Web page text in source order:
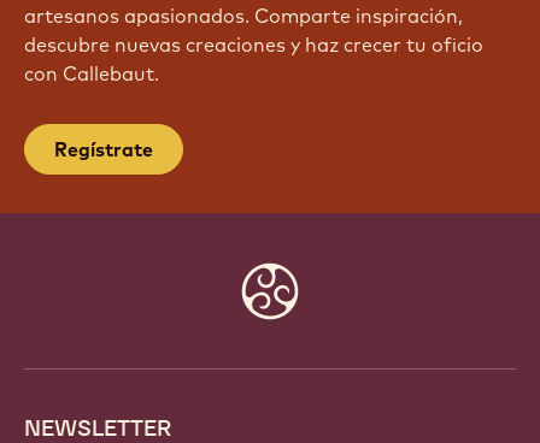
artesanos apasionados. Comparte inspiración,
descubre nuevas creaciones y haz crecer tu oficio
con Callebaut.
Regístrate
NEWSLETTER